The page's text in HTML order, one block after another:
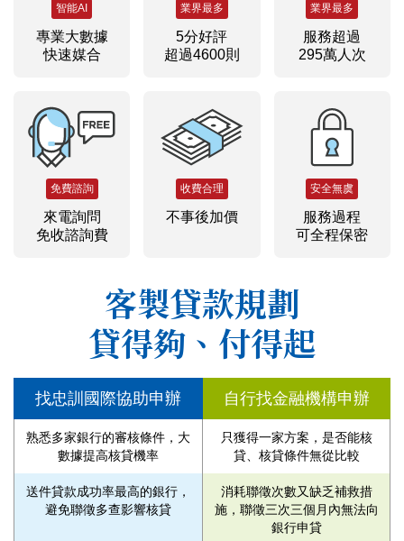
智能AI
專業大數據
快速媒合
業界最多
5分好評
超過4600則
業界最多
服務超過
295萬人次
免費諮詢
來電詢問
免收諮詢費
收費合理
不事後加價
安全無虞
服務過程
可全程保密
客製貸款規劃
貸得夠、付得起
找忠訓國際協助申辦 自行找金融機構申辦
熟悉多家銀行的審核條件，大
數據提高核貸機率
只獲得一家方案，是否能核
貸、核貸條件無從比較
送件貸款成功率最高的銀行，
避免聯徵多查影響核貸
消耗聯徵次數又缺乏補救措
施，聯徵三次三個月內無法向
銀行申貸